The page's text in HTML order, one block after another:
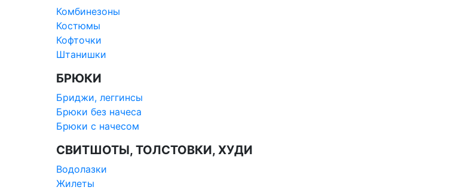
Комбинезоны
Костюмы
Кофточки
Штанишки
БРЮКИ
Бриджи, леггинсы
Брюки без начеса
Брюки с начесом
СВИТШОТЫ, ТОЛСТОВКИ, ХУДИ
Водолазки
Жилеты